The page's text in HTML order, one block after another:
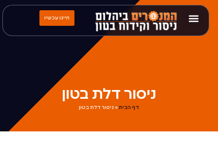
חייגו עכשיו
ניסור דלת בטון
דף הבית» ניסור דלת בטון